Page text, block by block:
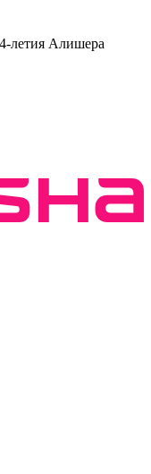
летия Алишера